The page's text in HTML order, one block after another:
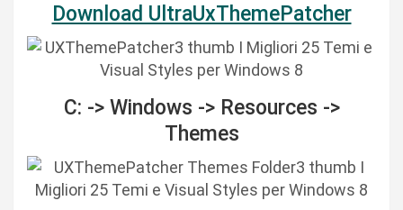
Download UltraUxThemePatcher
C: -> Windows -> Resources ->
Themes